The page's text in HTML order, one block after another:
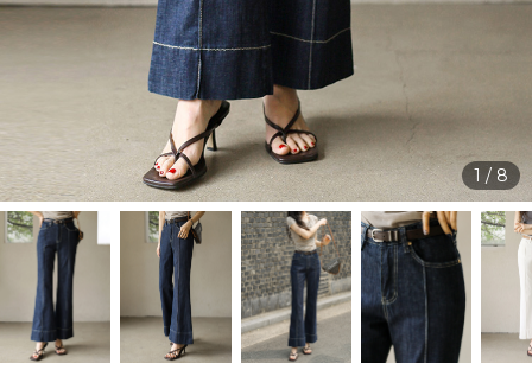
1 / 8